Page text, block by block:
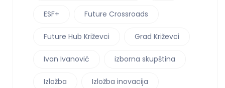
ESF+ Future Crossroads
Future Hub Križevci Grad Križevci
Ivan Ivanović izborna skupština
Izložba Izložba inovacija